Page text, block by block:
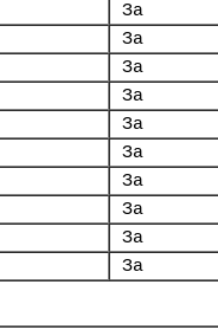
За
За
За
За
За
За
За
За
За
За